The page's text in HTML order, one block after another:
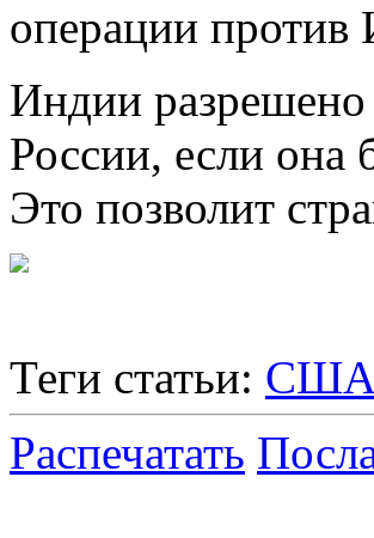
операции против
Индии разрешено
России, если она
Это позволит
Теги статьи: США
Распечатать